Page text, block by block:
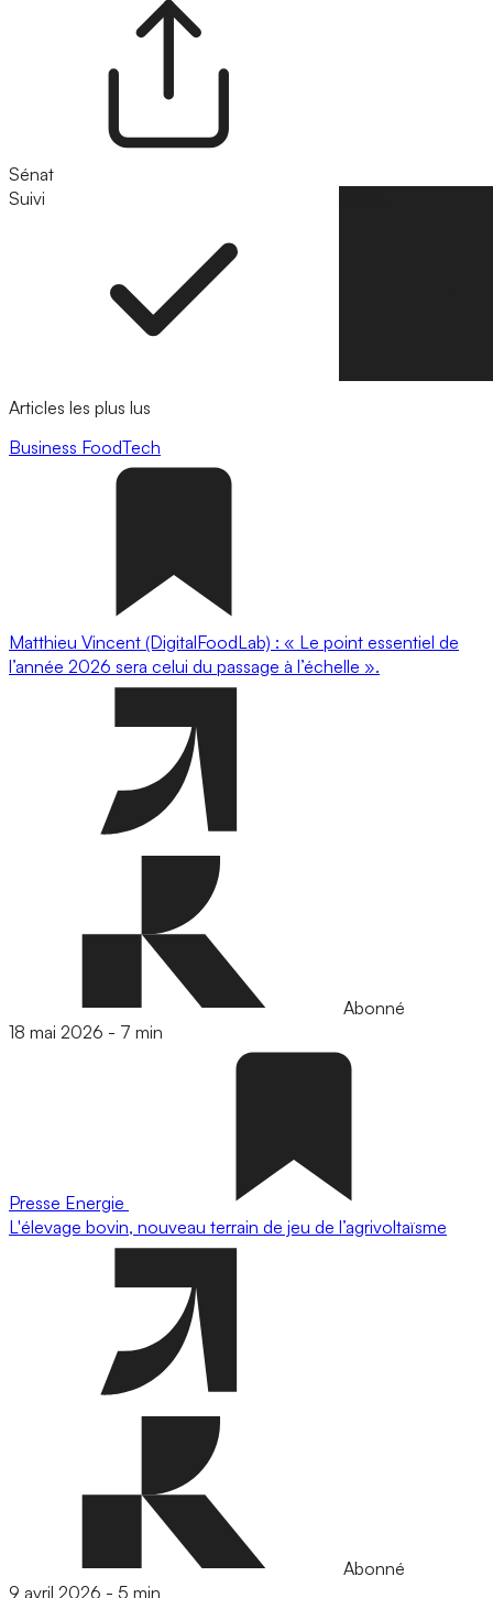
Sénat
Suivi
Articles les plus lus
Business FoodTech
Matthieu Vincent (DigitalFoodLab) : « Le point essentiel de
l’année 2026 sera celui du passage à l’échelle ».
Abonné
18 mai 2026 - 7 min
Presse Energie
L'élevage bovin, nouveau terrain de jeu de l’agrivoltaïsme
Abonné
9 avril 2026 - 5 min